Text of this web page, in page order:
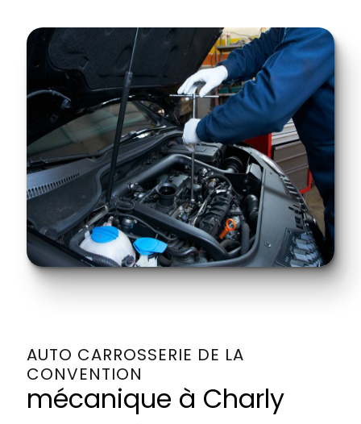
AUTO CARROSSERIE DE LA
CONVENTION
mécanique à Charly